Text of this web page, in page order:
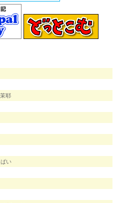
耶
い